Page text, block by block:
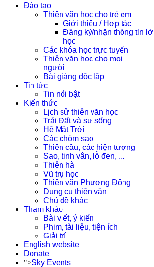
Đào tạo
Thiên văn học cho trẻ em
Giới thiệu / Hợp tác
Đăng ký/nhận thông tin
học
Các khóa học trực tuyến
Thiên văn học cho mọi
người
Bài giảng độc lập
Tin tức
Tin nổi bật
Kiến thức
Lịch sử thiên văn học
Trái Đất và sự sống
Hệ Mặt Trời
Các chòm sao
Thiên cầu, các hiện tượng
Sao, tinh vân, lỗ đen, ...
Thiên hà
Vũ trụ học
Thiên văn Phương Đông
Dụng cụ thiên văn
Chủ đề khác
Tham khảo
Bài viết, ý kiến
Phim, tài liệu, tiện ích
Giải trí
English website
Donate
">Sky Events